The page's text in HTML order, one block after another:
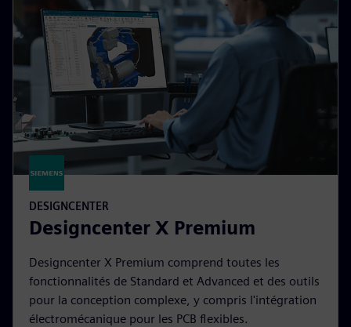
DESIGNCENTER
Designcenter X Premium
Designcenter X Premium comprend toutes les
fonctionnalités de Standard et Advanced et des outils
pour la conception complexe, y compris l'intégration
électromécanique pour les PCB flexibles.